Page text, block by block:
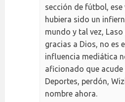
sección de fútbol,
hubiera sido un
mundo y tal vez, Laso
gracias a Dios, no es
influencia mediática
aficionado que acude
Deportes, perdón,
nombre ahora.